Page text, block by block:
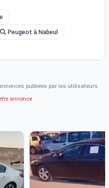
Peugeot à Nabeul
publiées par les utilisateurs.
annonce